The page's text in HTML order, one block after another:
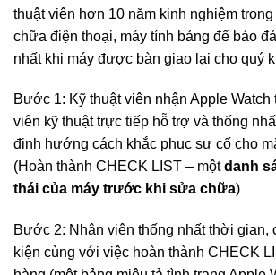
thuật viên hơn 10 năm kinh nghiệm
chữa điện thoại, máy tính bảng để bảo
nhất khi máy được bàn giao lại cho quý
Bước 1: Kỹ thuật viên nhận Apple Watch
viên kỹ thuật trực tiếp hỗ trợ và thống
định hướng cách khắc phục sự cố cho
(Hoàn thành CHECK LIST – mộtdanh
thái của máy trước khi sửa chữa)
Bước 2: Nhân viên thống nhất thời gian,
kiện cùng với việc hoàn thành CHECK